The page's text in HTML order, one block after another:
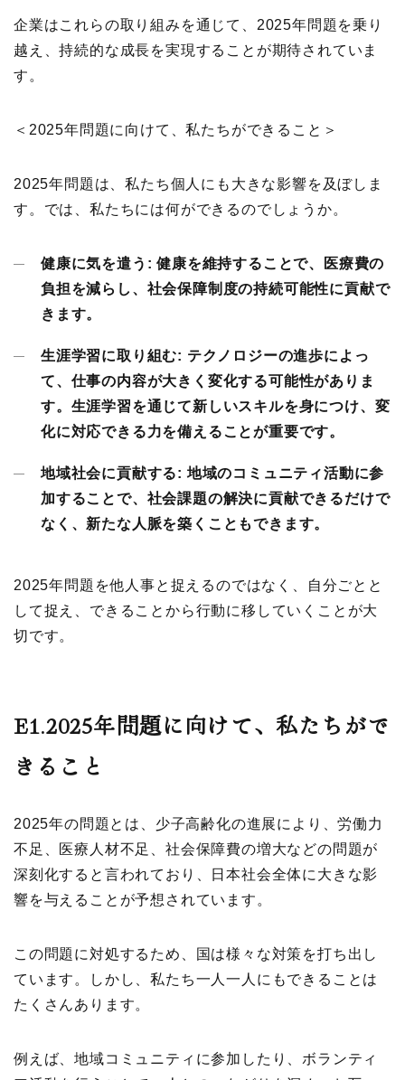
企業はこれらの取り組みを通じて、2025年問題を乗り
越え、持続的な成長を実現することが期待されていま
す。
＜2025年問題に向けて、私たちができること＞
2025年問題は、私たち個人にも大きな影響を及ぼしま
す。では、私たちには何ができるのでしょうか。
健康に気を遣う: 健康を維持することで、医療費の
負担を減らし、社会保障制度の持続可能性に貢献で
きます。
生涯学習に取り組む: テクノロジーの進歩によっ
て、仕事の内容が大きく変化する可能性がありま
す。生涯学習を通じて新しいスキルを身につけ、変
化に対応できる力を備えることが重要です。
地域社会に貢献する: 地域のコミュニティ活動に参
加することで、社会課題の解決に貢献できるだけで
なく、新たな人脈を築くこともできます。
2025年問題を他人事と捉えるのではなく、自分ごとと
して捉え、できることから行動に移していくことが大
切です。
E1.2025年問題に向けて、私たちがで
きること
2025年の問題とは、少子高齢化の進展により、労働力
不足、医療人材不足、社会保障費の増大などの問題が
深刻化すると言われており、日本社会全体に大きな影
響を与えることが予想されています。
この問題に対処するため、国は様々な対策を打ち出し
ています。しかし、私たち一人一人にもできることは
たくさんあります。
例えば、地域コミュニティに参加したり、ボランティ